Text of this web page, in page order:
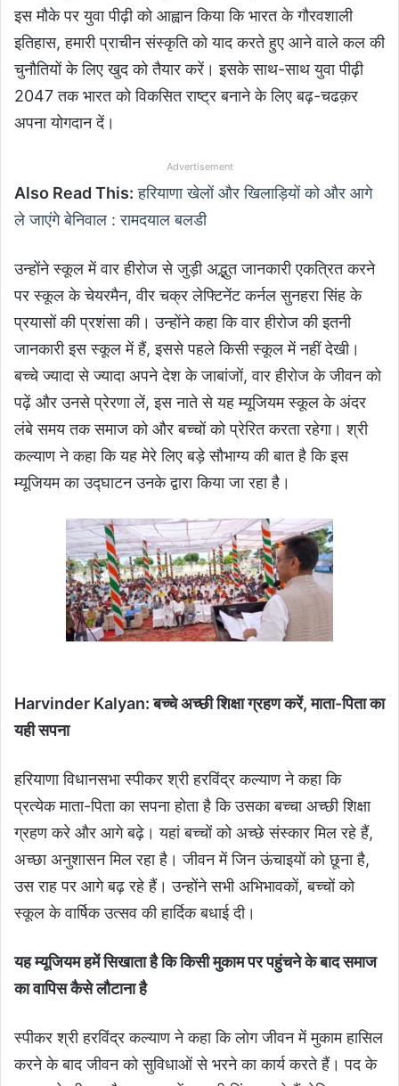
इस मौके पर युवा पीढ़ी को आह्वान किया कि भारत के गौरवशाली
इतिहास, हमारी प्राचीन संस्कृति को याद करते हुए आने वाले कल की
चुनौतियों के लिए खुद को तैयार करें। इसके साथ-साथ युवा पीढ़ी
2047 तक भारत को विकसित राष्ट्र बनाने के लिए बढ़-चढक़र
अपना योगदान दें।
Advertisement
Also Read This: हरियाणा खेलों और खिलाड़ियों को और आगे
ले जाएंगे बेनिवाल : रामदयाल बलडी
उन्होंने स्कूल में वार हीरोज से जुड़ी अद्भुत जानकारी एकत्रित करने
पर स्कूल के चेयरमैन, वीर चक्र लेफ्टिनेंट कर्नल सुनहरा सिंह के
प्रयासों की प्रशंसा की। उन्होंने कहा कि वार हीरोज की इतनी
जानकारी इस स्कूल में हैं, इससे पहले किसी स्कूल में नहीं देखी।
बच्चे ज्यादा से ज्यादा अपने देश के जाबांजों, वार हीरोज के जीवन को
पढ़ें और उनसे प्रेरणा लें, इस नाते से यह म्यूजियम स्कूल के अंदर
लंबे समय तक समाज को और बच्चों को प्रेरित करता रहेगा। श्री
कल्याण ने कहा कि यह मेरे लिए बड़े सौभाग्य की बात है कि इस
म्यूजियम का उद्घाटन उनके द्वारा किया जा रहा है।
Harvinder Kalyan: बच्चे अच्छी शिक्षा ग्रहण करें, माता-पिता का
यही सपना
हरियाणा विधानसभा स्पीकर श्री हरविंद्र कल्याण ने कहा कि
प्रत्येक माता-पिता का सपना होता है कि उसका बच्चा अच्छी शिक्षा
ग्रहण करे और आगे बढ़े। यहां बच्चों को अच्छे संस्कार मिल रहे हैं,
अच्छा अनुशासन मिल रहा है। जीवन में जिन ऊंचाइयों को छूना है,
उस राह पर आगे बढ़ रहे हैं। उन्होंने सभी अभिभावकों, बच्चों को
स्कूल के वार्षिक उत्सव की हार्दिक बधाई दी।
यह म्यूजियम हमें सिखाता है कि किसी मुकाम पर पहुंचने के बाद समाज
का वापिस कैसे लौटाना है
स्पीकर श्री हरविंद्र कल्याण ने कहा कि लोग जीवन में मुकाम हासिल
करने के बाद जीवन को सुविधाओं से भरने का कार्य करते हैं। पद के